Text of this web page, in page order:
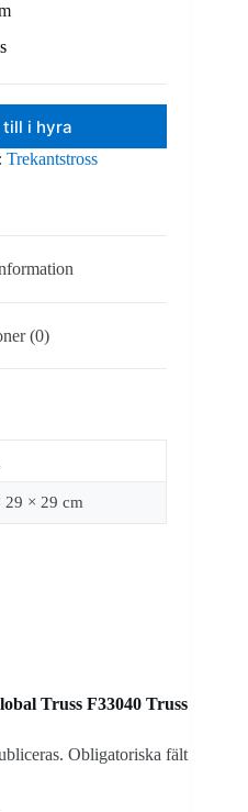
till i hyra
Trekantstross
(0)
29 × 29 cm
Truss F33040 Truss
Obligatoriska fält